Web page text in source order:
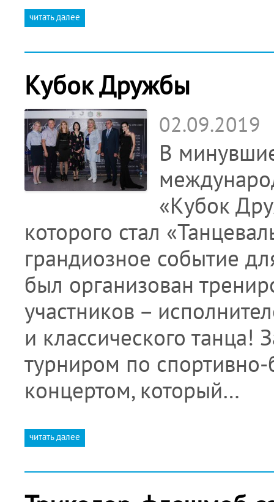
читать далее
Кубок Дружбы
02.09.2019
В
«Кубок
которого стал
грандиозное событие
был организован
участников –
и классического
турниром по
концертом, который…
читать далее